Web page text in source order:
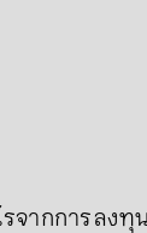
รจากการลง